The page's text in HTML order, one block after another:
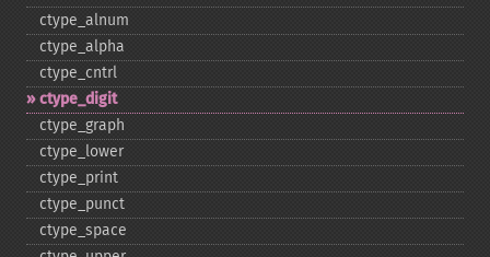
ctype_​alnum
ctype_​alpha
ctype_​cntrl
ctype_​digit
ctype_​graph
ctype_​lower
ctype_​print
ctype_​punct
ctype_​space